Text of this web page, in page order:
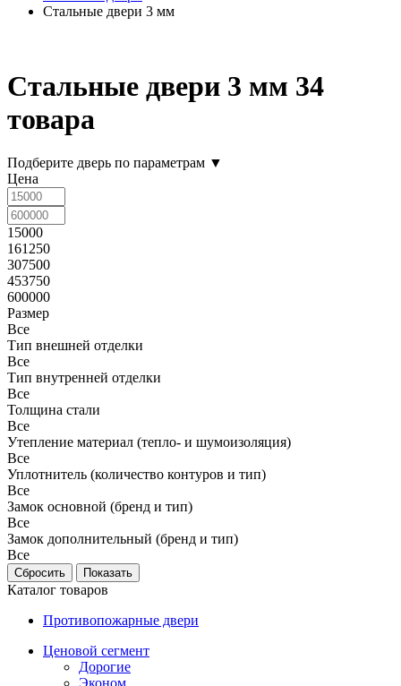
Стальные двери 3 мм
Стальные двери 3 мм 34
товара
Подберите дверь по параметрам ▼
Цена
15000
161250
307500
453750
600000
Размер
Все
Тип внешней отделки
Все
Тип внутренней отделки
Все
Толщина стали
Все
Утепление материал (тепло- и шумоизоляция)
Все
Уплотнитель (количество контуров и тип)
Все
Замок основной (бренд и тип)
Все
Замок дополнительный (бренд и тип)
Все
Каталог товаров
Противопожарные двери
Ценовой сегмент
Дорогие
Эконом